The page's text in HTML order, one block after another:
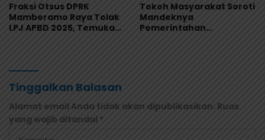
Fraksi Otsus DPRK
Mamberamo Raya Tolak
LPJ APBD 2025, Temukan
Tokoh Masyarakat Soroti
Mandeknya
Pemerintahan
Tinggalkan Balasan
Alamat email Anda tidak akan dipublikasikan. Ruas
yang wajib ditandai *